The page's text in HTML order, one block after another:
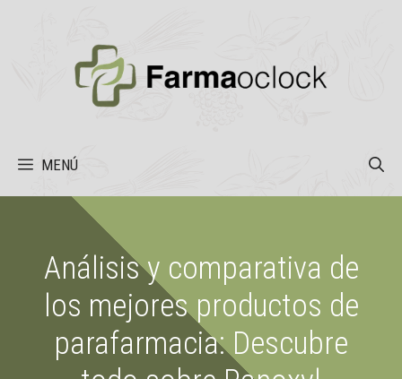
MENÚ
Análisis y comparativa de
los mejores productos de
parafarmacia: Descubre